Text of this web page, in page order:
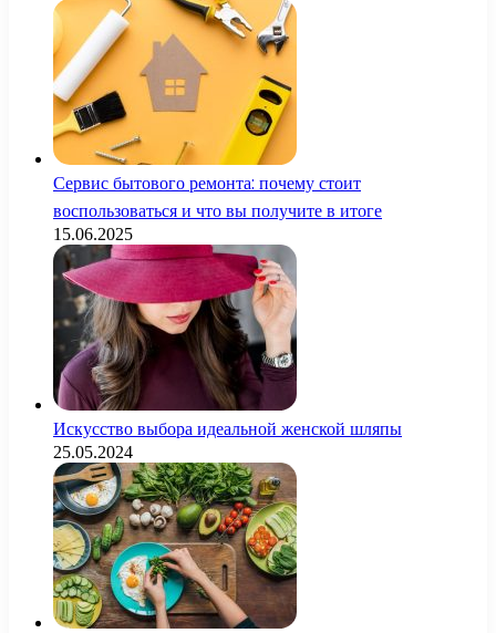
Сервис бытового ремонта: почему стоит
воспользоваться и что вы получите в итоге
15.06.2025
Искусство выбора идеальной женской шляпы
25.05.2024